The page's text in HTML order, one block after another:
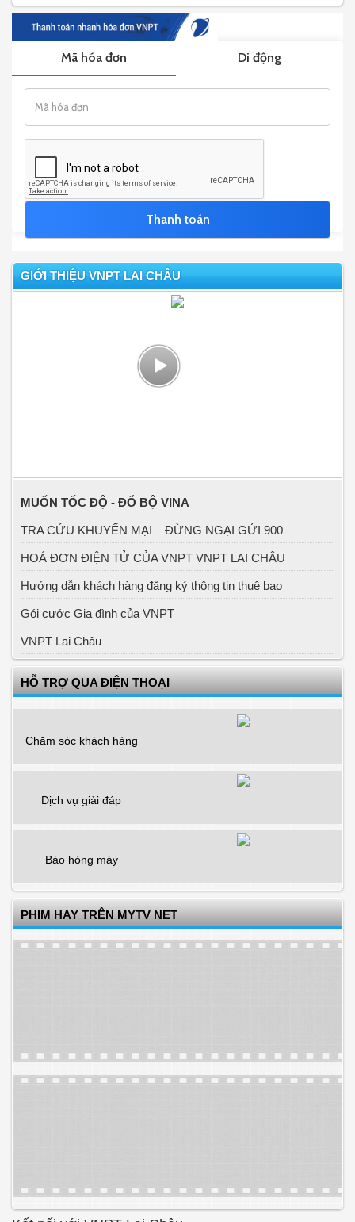
GIỚI THIỆU VNPT LAI CHÂU
MUỐN TỐC ĐỘ - ĐỔ BỘ VINA
TRA CỨU KHUYẾN MẠI – ĐỪNG NGẠI GỬI 900
HOÁ ĐƠN ĐIỆN TỬ CỦA VNPT VNPT LAI CHÂU
Hướng dẫn khách hàng đăng ký thông tin thuê bao
Gói cước Gia đình của VNPT
VNPT Lai Châu
HỖ TRỢ QUA ĐIỆN THOẠI
Chăm sóc khách hàng
Dịch vụ giải đáp
Báo hỏng máy
PHIM HAY TRÊN MYTV NET